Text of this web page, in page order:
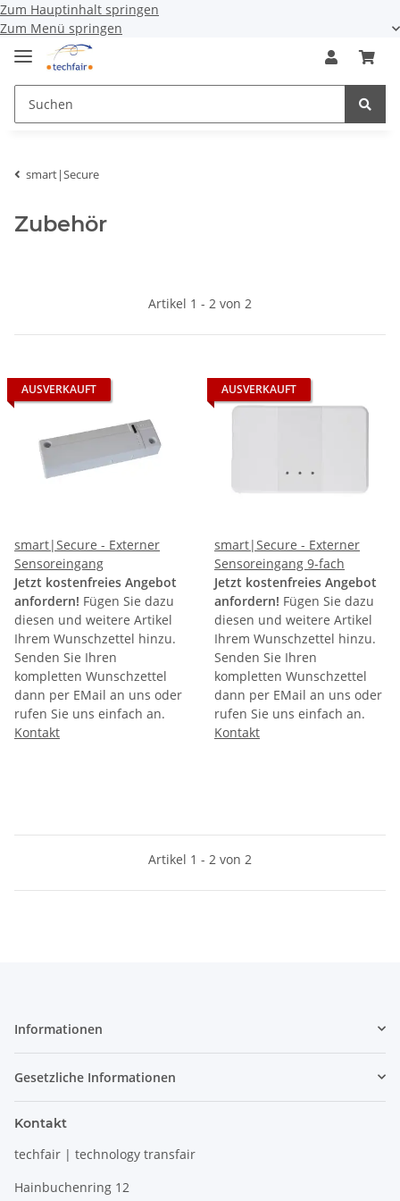
Zum Hauptinhalt springen
Zum Menü springen
smart|Secure
Zubehör
Artikel 1 - 2 von 2
AUSVERKAUFT
smart|Secure - Externer
Sensoreingang
Jetzt kostenfreies Angebot
anfordern! Fügen Sie dazu
diesen und weitere Artikel
Ihrem Wunschzettel hinzu.
Senden Sie Ihren
kompletten Wunschzettel
dann per EMail an uns oder
rufen Sie uns einfach an.
Kontakt
AUSVERKAUFT
smart|Secure - Externer
Sensoreingang 9-fach
Jetzt kostenfreies Angebot
anfordern! Fügen Sie dazu
diesen und weitere Artikel
Ihrem Wunschzettel hinzu.
Senden Sie Ihren
kompletten Wunschzettel
dann per EMail an uns oder
rufen Sie uns einfach an.
Kontakt
Artikel 1 - 2 von 2
Informationen
Gesetzliche Informationen
Kontakt
techfair | technology transfair
Hainbuchenring 12